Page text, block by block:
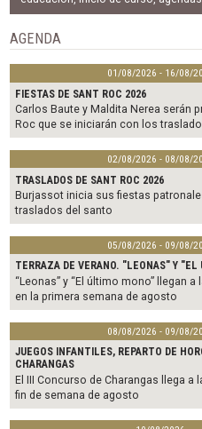
o
o
k
e
AGENDA
01/08/2026 - 16/08/
FIESTAS DE SANT ROC 2026
Carlos Baute y Maldita Nerea serán
Roc que se iniciarán con los
02/08/2026 - 08/08/
TRASLADOS DE SANT ROC 2026
Burjassot inicia sus fiestas
traslados del santo
05/08/2026 - 09/08/
TERRAZA DE VERANO. "LEONAS" Y
“Leonas” y “El último mono” llegan
en la primera semana de agosto
08/08/2026 - 09/08/
JUEGOS INFANTILES, REPARTO DE
CHARANGAS
El III Concurso de Charangas llega
fin de semana de agosto